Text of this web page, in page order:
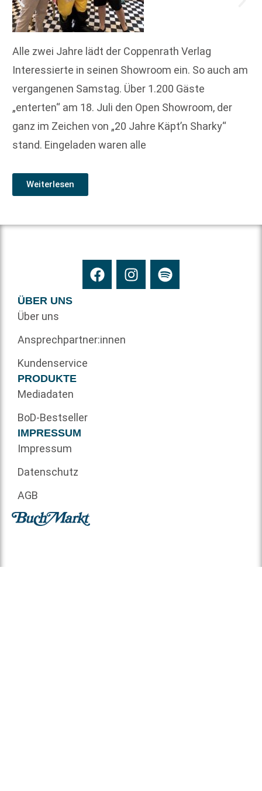
Alle zwei Jahre lädt der Coppenrath Verlag
Interessierte in seinen Showroom ein. So auch am
vergangenen Samstag. Über 1.200 Gäste
„enterten“ am 18. Juli den Open Showroom, der
ganz im Zeichen von „20 Jahre Käpt’n Sharky“
stand. Eingeladen waren alle
Weiterlesen
ÜBER UNS
Über uns
Ansprechpartner:innen
Kundenservice
PRODUKTE
Mediadaten
BoD-Bestseller
IMPRESSUM
Impressum
Datenschutz
AGB